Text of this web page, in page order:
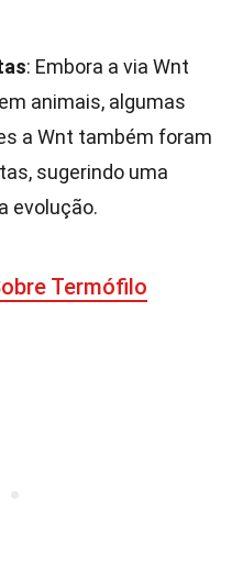
: Embora a via Wnt
animais, algumas
a Wnt também foram
sugerindo uma
evolução.
Termófilo